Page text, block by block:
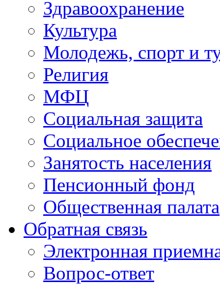
Здравоохранение
Культура
Молодежь, спорт и
Религия
МФЦ
Социальная защита
Социальное
Занятость населения
Пенсионный фонд
Общественная палата
Обратная связь
Электронная
Вопрос-ответ